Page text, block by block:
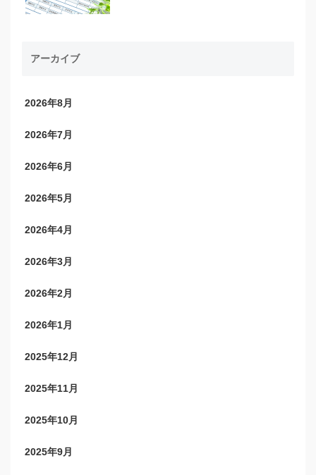
アーカイブ
2026年8月
2026年7月
2026年6月
2026年5月
2026年4月
2026年3月
2026年2月
2026年1月
2025年12月
2025年11月
2025年10月
2025年9月